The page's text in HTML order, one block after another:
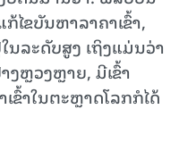
ຂບັນຫາລາຄາເຂົ້າ,
ນລະດັບສູງ ເຖິງແມ່ນວ່າ
ຫຼວງຫຼາຍ, ມີເຂົ້າ
ຂົ້າໃນຕະຫຼາດໂລກກໍໄດ້